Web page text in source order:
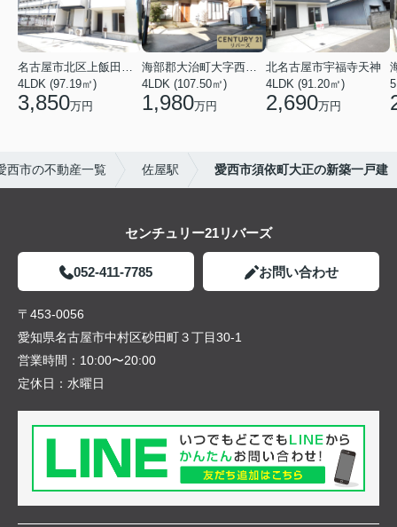
名古屋市北区上飯田北町４丁目
4LDK (97.19㎡)
3,850万円
海部郡大治町大字西條字北屋敷
4LDK (107.50㎡)
1,980万円
北名古屋市宇福寺天神
4LDK (91.20㎡)
2,690万円
西市の不動産一覧 佐屋駅 愛西市須依町大正の新築一戸建
センチュリー21リバーズ
052-411-7785 お問い合わせ
〒453-0056
愛知県名古屋市中村区砂田町３丁目30-1
営業時間： 10:00〜20:00
定休日： 水曜日